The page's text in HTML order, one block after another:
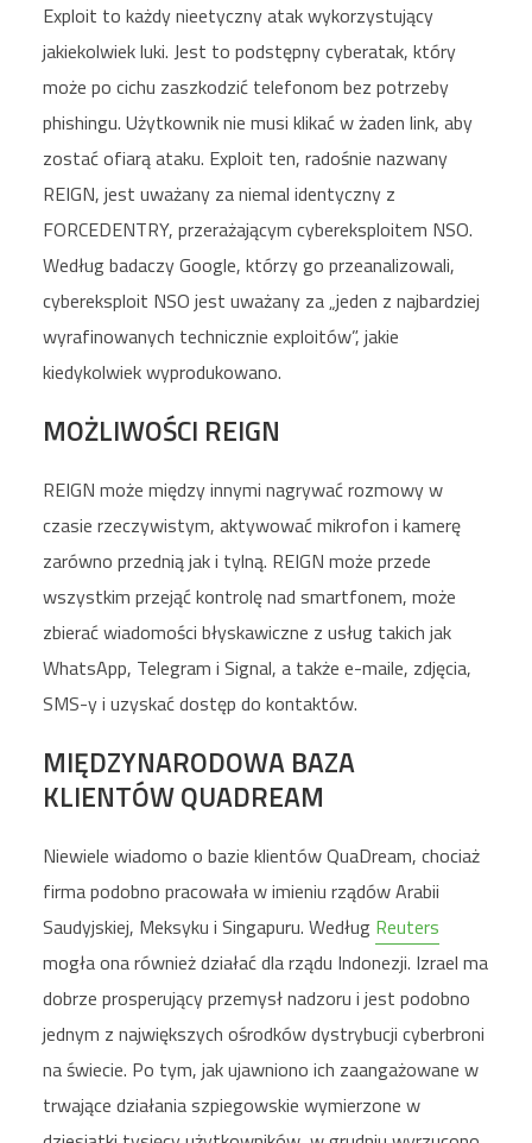
Exploit to każdy nieetyczny atak wykorzystujący
jakiekolwiek luki. Jest to podstępny cyberatak, który
może po cichu zaszkodzić telefonom bez potrzeby
phishingu. Użytkownik nie musi klikać w żaden link, aby
zostać ofiarą ataku. Exploit ten, radośnie nazwany
REIGN, jest uważany za niemal identyczny z
FORCEDENTRY, przerażającym cybereksploitem NSO.
Według badaczy Google, którzy go przeanalizowali,
cybereksploit NSO jest uważany za „jeden z najbardziej
wyrafinowanych technicznie exploitów”, jakie
kiedykolwiek wyprodukowano.
MOŻLIWOŚCI REIGN
REIGN może między innymi nagrywać rozmowy w
czasie rzeczywistym, aktywować mikrofon i kamerę
zarówno przednią jak i tylną. REIGN może przede
wszystkim przejąć kontrolę nad smartfonem, może
zbierać wiadomości błyskawiczne z usług takich jak
WhatsApp, Telegram i Signal, a także e-maile, zdjęcia,
SMS-y i uzyskać dostęp do kontaktów.
MIĘDZYNARODOWA BAZA
KLIENTÓW QUADREAM
Niewiele wiadomo o bazie klientów QuaDream, chociaż
firma podobno pracowała w imieniu rządów Arabii
Saudyjskiej, Meksyku i Singapuru. Według Reuters
mogła ona również działać dla rządu Indonezji. Izrael ma
dobrze prosperujący przemysł nadzoru i jest podobno
jednym z największych ośrodków dystrybucji cyberbroni
na świecie. Po tym, jak ujawniono ich zaangażowane w
trwające działania szpiegowskie wymierzone w